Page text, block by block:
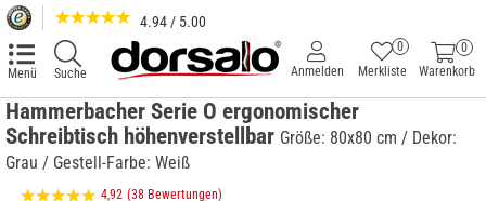
4.94 / 5.00
Menü Suche
0
Warenkorb
Merkliste
0
Anmelden
Hammerbacher Serie O ergonomischer
Schreibtisch höhenverstellbar Größe: 80x80 cm / Dekor:
Grau / Gestell-Farbe: Weiß
4,92 (38 Bewertungen)